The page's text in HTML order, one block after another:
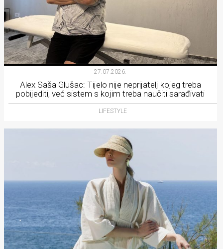
27.07.2026.
Alex Saša Glušac: Tijelo nije neprijatelj kojeg treba
pobijediti, već sistem s kojim treba naučiti sarađivati
LIFESTYLE